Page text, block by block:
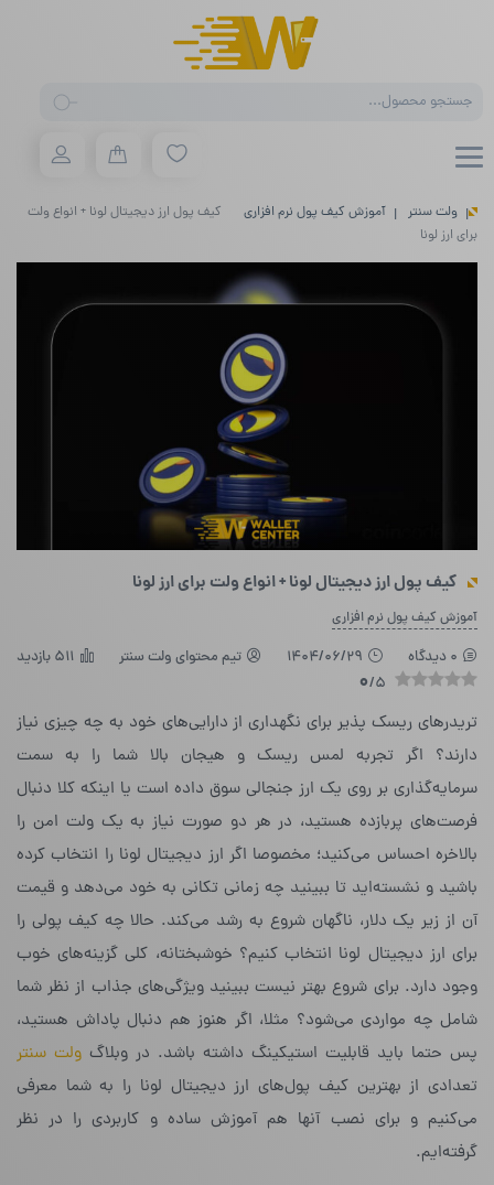
search
ولت سنتر آموزش کیف پول نرم افزاری
کیف پول ارز دیجیتال لونا + انواع ولت
برای ارز لونا
کیف پول ارز دیجیتال لونا + انواع ولت برای ارز لونا
آموزش کیف پول نرم افزاری
0 دیدگاه 1404/06/29 تیم محتوای ولت سنتر 511 بازدید
0/5
تریدرهای ریسک پذیر برای نگهداری از دارایی‌های خود به چه چیزی نیاز
دارند؟ اگر تجربه لمس ریسک و هیجان بالا شما را به سمت
سرمایه‌گذاری بر روی یک ارز جنجالی سوق داده است یا اینکه کلا دنبال
فرصت‌های پربازده هستید، در هر دو صورت نیاز به یک ولت امن را
بالاخره احساس می‌کنید؛ مخصوصا اگر ارز دیجیتال لونا را انتخاب کرده
باشید و نشسته‌‌اید تا ببینید چه زمانی تکانی به خود می‌دهد و قیمت
آن از زیر یک دلار، ناگهان شروع به رشد می‌کند. حالا چه کیف پولی را
برای ارز دیجیتال لونا انتخاب کنیم؟ خوشبختانه، کلی گزینه‌های خوب
وجود دارد. برای شروع بهتر نیست ببینید ویژگی‌های جذاب از نظر شما
شامل چه مواردی می‌شود؟ مثلا، اگر هنوز هم دنبال پاداش هستید،
پس حتما باید قابلیت استیکینگ داشته باشد. در وبلاگ ولت سنتر
تعدادی از بهترین کیف پول‌های ارز دیجیتال لونا را به شما معرفی
می‌کنیم و برای نصب آنها هم آموزش ساده و کاربردی را در نظر
گرفته‌ایم.